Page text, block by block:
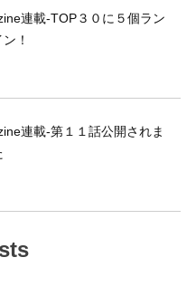
連載-TOP３０に５個ラン
！
連載-第１１話公開されま